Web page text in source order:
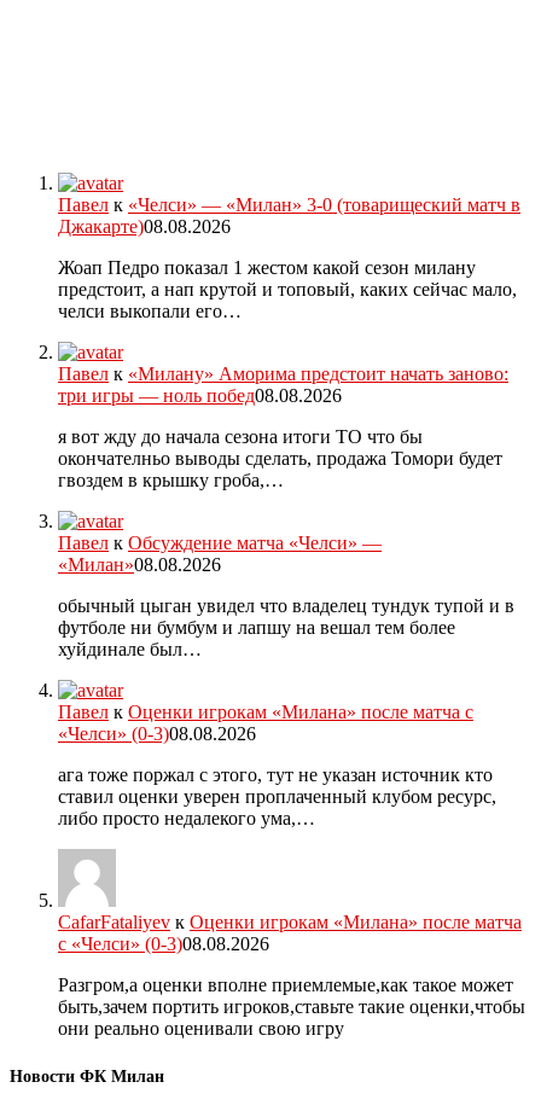
Павел к «Челси» — «Милан» 3-0 (товарищеский матч в
Джакарте)08.08.2026
Жоап Педро показал 1 жестом какой сезон милану
предстоит, а нап крутой и топовый, каких сейчас мало,
челси выкопали его…
Павел к «Милану» Аморима предстоит начать заново:
три игры — ноль побед08.08.2026
я вот жду до начала сезона итоги ТО что бы
окончателньо выводы сделать, продажа Томори будет
гвоздем в крышку гроба,…
Павел к Обсуждение матча «Челси» —
«Милан»08.08.2026
обычный цыган увидел что владелец тундук тупой и в
футболе ни бумбум и лапшу на вешал тем более
хуйдинале был…
Павел к Оценки игрокам «Милана» после матча с
«Челси» (0-3)08.08.2026
ага тоже поржал с этого, тут не указан источник кто
ставил оценки уверен проплаченный клубом ресурс,
либо просто недалекого ума,…
CafarFataliyev к Оценки игрокам «Милана» после матча
с «Челси» (0-3)08.08.2026
Разгром,а оценки вполне приемлемые,как такое может
быть,зачем портить игроков,ставьте такие оценки,чтобы
они реально оценивали свою игру
Новости ФК Милан